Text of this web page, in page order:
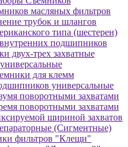
масляных фильтров
трубок и шлангов
типа (шестерен)
подшипников
двух-трех захватные
универсальные
для клемм
универсальные
поворотными захватами
поворотными захватами
шириной захватов
(Сигментные)
фильтров "Клещи"